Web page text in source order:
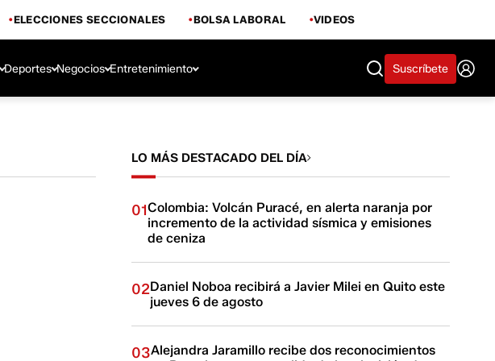
ELECCIONES SECCIONALES BOLSA LABORAL VIDEOS
Deportes Negocios Entretenimiento Suscríbete
LO MÁS DESTACADO DEL DÍA
01Colombia: Volcán Puracé, en alerta naranja por
incremento de la actividad sísmica y emisiones
de ceniza
02Daniel Noboa recibirá a Javier Milei en Quito este
jueves 6 de agosto
03Alejandra Jaramillo recibe dos reconocimientos